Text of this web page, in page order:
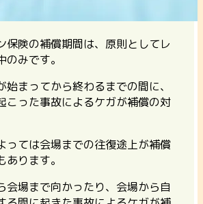
保険の補償期間は、原則としてレ
みです。
始まってから終わるまでの間に、
こった事故によるケガが補償の対
っては会場までの往復途上が補償
ります。
会場まで向かったり、会場から自